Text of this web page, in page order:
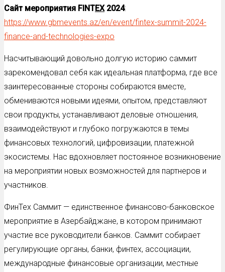
Сайт мероприятия FINTEX2024:
https://www.gbmevents.az/en/event/fintex-summit-2024-
finance-and-technologies-expo
Насчитывающий довольно долгую историю саммит
зарекомендовал себя как идеальная платформа, где все
заинтересованные стороны собираются вместе,
обмениваются новыми идеями, опытом, представляют
свои продукты, устанавливают деловые отношения,
взаимодействуют и глубоко погружаются в темы
финансовых технологий, цифровизации, платежной
экосистемы. Нас вдохновляет постоянное возникновение
на мероприятии новых возможностей для партнеров и
участников.
ФинТех Саммит — единственное финансово-банковское
мероприятие в Азербайджане, в котором принимают
участие все руководители банков. Саммит собирает
регулирующие органы, банки, финтех, ассоциации,
международные финансовые организации, местные